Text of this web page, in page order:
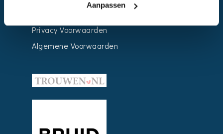
Aanpassen
Privacy Voorwaarden
Algemene Voorwaarden